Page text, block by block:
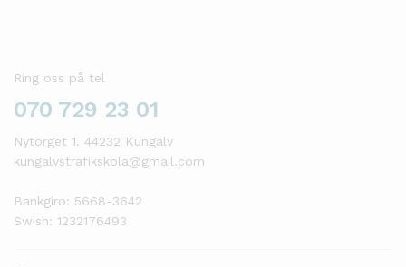
Ring oss på tel
070 729 23 01
Nytorget 1. 44232 Kungälv
kungalvstrafikskola@gmail.com
Bankgiro: 5668-3642
Swish: 1232176493